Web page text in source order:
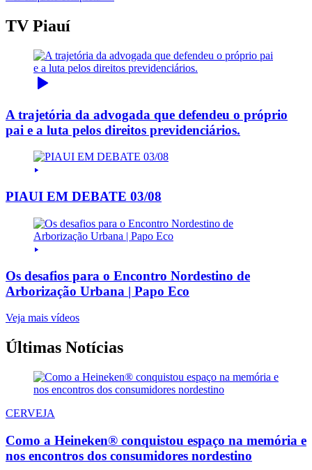
TV Piauí
A trajetória da advogada que defendeu o próprio
pai e a luta pelos direitos previdenciários.
PIAUI EM DEBATE 03/08
Os desafios para o Encontro Nordestino de
Arborização Urbana | Papo Eco
Veja mais vídeos
Últimas Notícias
CERVEJA
Como a Heineken® conquistou espaço na memória e
nos encontros dos consumidores nordestino